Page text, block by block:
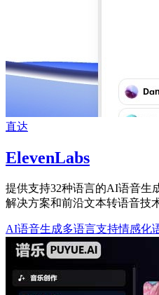
直达
ElevenLabs
提供支持32种语言的AI语音生
解决方案和前沿文本转语音技术
AI语音生成多语言支持情感化